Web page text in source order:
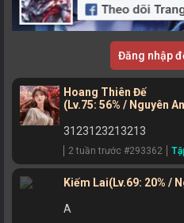
Đăng nhập
Hoang Thiên Đế
(Lv.75: 56% / Nguyên
3123123213213
2 tuần trước #293362
Kiếm Lai(Lv.69: 20% /
A